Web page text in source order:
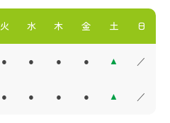
火 水 木 金 土 日
● ● ● ● ▲ ／
● ● ● ● ▲ ／